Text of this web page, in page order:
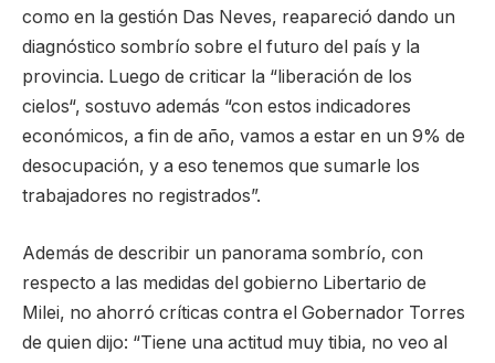
como en la gestión Das Neves, reapareció dando un
diagnóstico sombrío sobre el futuro del país y la
provincia. Luego de criticar la “liberación de los
cielos“, sostuvo además “con estos indicadores
económicos, a fin de año, vamos a estar en un 9% de
desocupación, y a eso tenemos que sumarle los
trabajadores no registrados”.
Además de describir un panorama sombrío, con
respecto a las medidas del gobierno Libertario de
Milei, no ahorró críticas contra el Gobernador Torres
de quien dijo: “Tiene una actitud muy tibia, no veo al